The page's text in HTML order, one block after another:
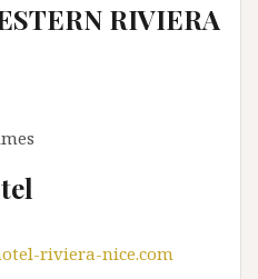
RIVIERA
riviera-nice.com